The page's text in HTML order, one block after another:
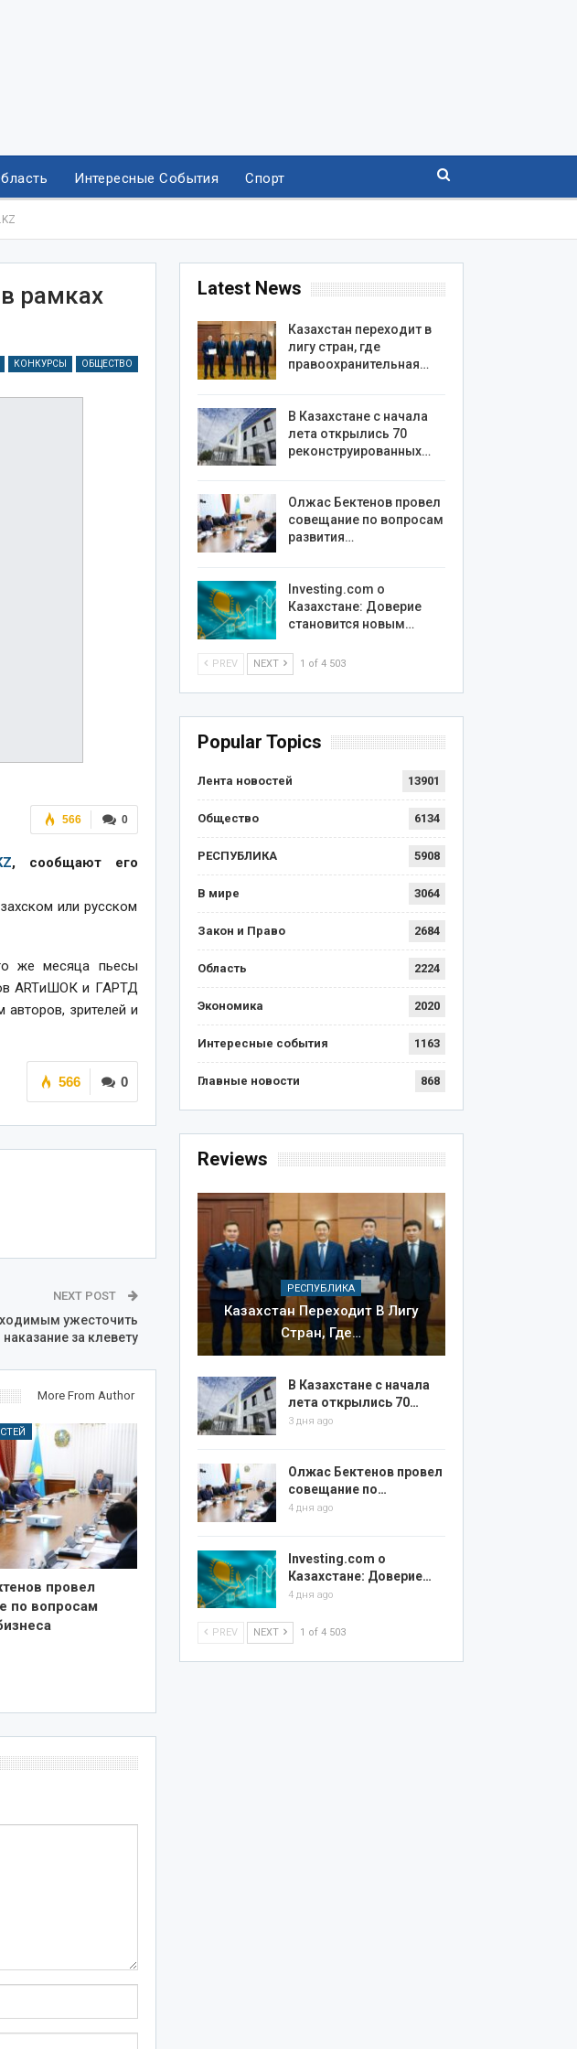
Интересные События Спорт
рамках
КОНКУРСЫ ОБЩЕСТВО
0
566
, сообщают его
или русском
же месяца пьесы
ARTиШОК и ГАРТД
зрителей и
0
566
NEXT POST
ужесточить
наказание за клевету
More From Author
провел
по вопросам
Latest News
Казахстан переходит в
лигу стран, где
правоохранительная…
В Казахстане с начала
лета открылись 70
реконструированных…
Олжас Бектенов провел
совещание по вопросам
развития…
Investing.com о
Казахстане: Доверие
становится новым…
PREV NEXT 1 of 4 503
Popular Topics
Лента новостей 13901
Общество 6134
РЕСПУБЛИКА 5908
В мире 3064
Закон и Право 2684
Область 2224
Экономика 2020
Интересные события 1163
Главные новости 868
Reviews
РЕСПУБЛИКА
Казахстан Переходит В Лигу
Стран, Где…
В Казахстане с начала
лета открылись 70…
3 дня ago
Олжас Бектенов провел
совещание по…
4 дня ago
Investing.com о
Казахстане: Доверие…
4 дня ago
PREV NEXT 1 of 4 503